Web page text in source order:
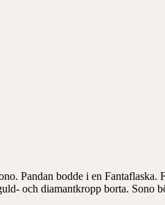
Pandan bodde i en
och diamantkropp borta.